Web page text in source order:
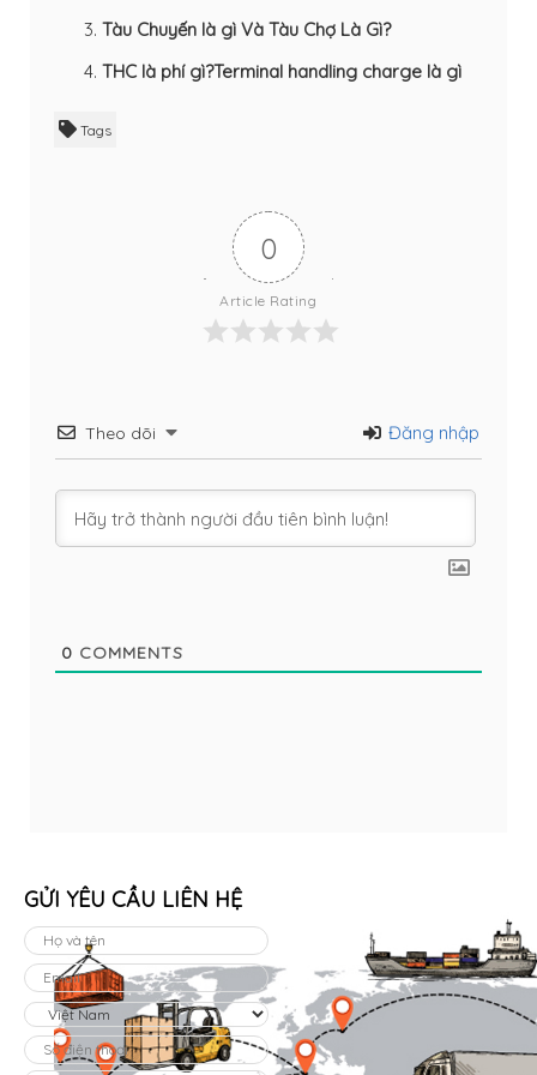
Tàu Chuyến là gì Và Tàu Chợ Là Gì?
THC là phí gì?Terminal handling charge là gì
Tags
0
Article Rating
Theo dõi Đăng nhập
0 COMMENTS
GỬI YÊU CẦU LIÊN HỆ